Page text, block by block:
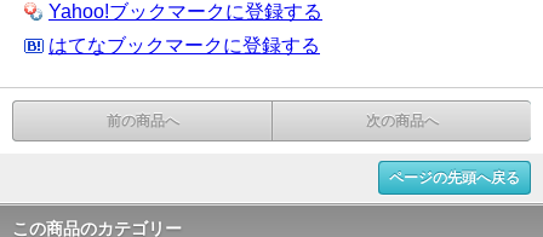
Yahoo!ブックマークに登録する
はてなブックマークに登録する
前の商品へ 次の商品へ
ページの先頭へ戻る
この商品のカテゴリー